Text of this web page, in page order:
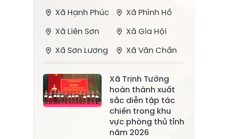
Xã Hạnh Phúc
Xã Phình Hồ
Xã Liên Sơn
Xã Gia Hội
Xã Sơn Lương
Xã Văn Chấn
Bằng La
Xã Chấn Thịnh
Xã Nghĩa Tâm
Xã Phong Dụ
Hạ
Xã Lâm Giang
Xã Trịnh Tường
hoàn thành xuất
sắc diễn tập tác
chiến trong khu
vực phòng thủ tỉnh
năm 2026